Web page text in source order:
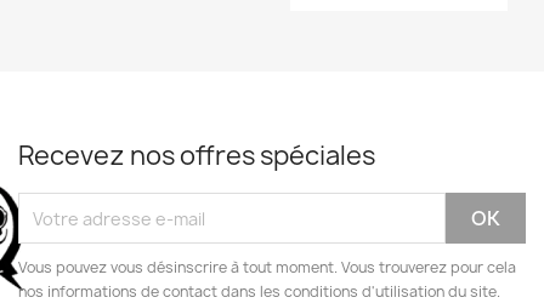
Recevez nos offres spéciales
Vous pouvez vous désinscrire à tout moment. Vous trouverez pour cela
nos informations de contact dans les conditions d'utilisation du site.